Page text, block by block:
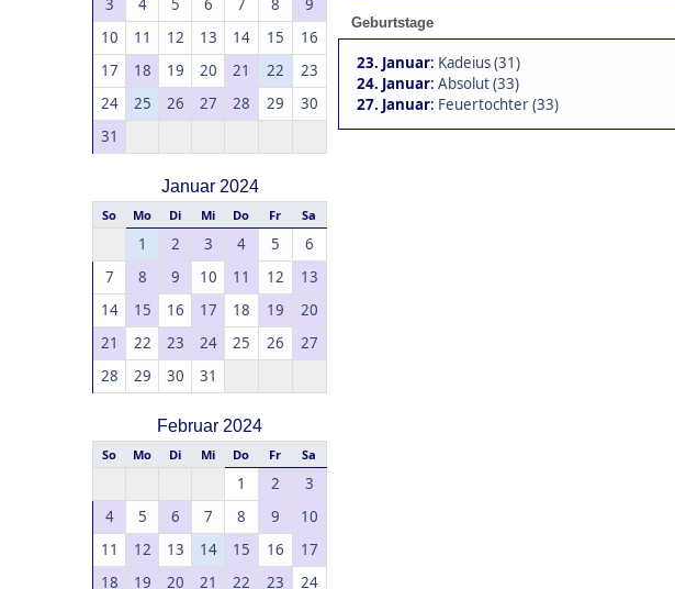
3
4 5 6 7 8
9
10
11 12 13 14 15
16
17
18 19 20 21 22
23
24
25 26 27 28 29
30
31
Januar 2024
So Mo Di Mi Do Fr Sa
1 2 3 4 5
6
7
8 9 10 11 12
13
14
15 16 17 18 19
20
21
22 23 24 25 26
27
28
29 30 31
Februar 2024
So Mo Di Mi Do Fr Sa
1 2
3
4
5 6 7 8 9
10
11
12 13 14 15 16
17
18
19 20 21 22 23 24
Geburtstage
23. Januar: Kadeius (31)
24. Januar: Absolut (33)
27. Januar: Feuertochter (33)